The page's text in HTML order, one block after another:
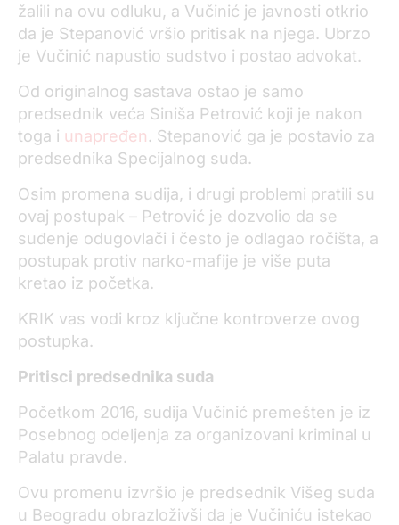
žalili na ovu odluku, a Vučinić je javnosti otkrio
da je Stepanović vršio pritisak na njega. Ubrzo
je Vučinić napustio sudstvo i postao advokat.
Od originalnog sastava ostao je samo
predsednik veća Siniša Petrović koji je nakon
toga i unapređen. Stepanović ga je postavio za
predsednika Specijalnog suda.
Osim promena sudija, i drugi problemi pratili su
ovaj postupak – Petrović je dozvolio da se
suđenje odugovlači i često je odlagao ročišta, a
postupak protiv narko-mafije je više puta
kretao iz početka.
KRIK vas vodi kroz ključne kontroverze ovog
postupka.
Pritisci predsednika suda
Početkom 2016, sudija Vučinić premešten je iz
Posebnog odeljenja za organizovani kriminal u
Palatu pravde.
Ovu promenu izvršio je predsednik Višeg suda
u Beogradu obrazloživši da je Vučiniću istekao